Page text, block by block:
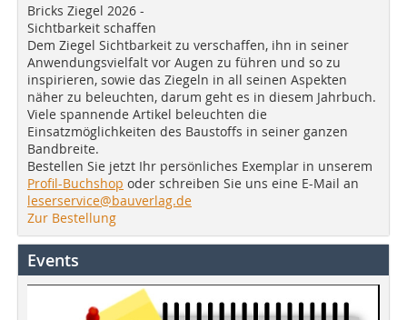
Bricks Ziegel 2026 -
Sichtbarkeit schaffen
Dem Ziegel Sichtbarkeit zu verschaffen, ihn in seiner
Anwendungsvielfalt vor Augen zu führen und so zu
inspirieren, sowie das Ziegeln in all seinen Aspekten
näher zu beleuchten, darum geht es in diesem Jahrbuch.
Viele spannende Artikel beleuchten die
Einsatzmöglichkeiten des Baustoffs in seiner ganzen
Bandbreite.
Bestellen Sie jetzt Ihr persönliches Exemplar in unserem
Profil-Buchshop oder schreiben Sie uns eine E-Mail an
leserservice@bauverlag.de
Zur Bestellung
Events